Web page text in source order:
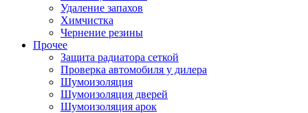
Удаление запахов
Химчистка
Чернение резины
Прочее
Защита радиатора сеткой
Проверка автомобиля у дилера
Шумоизоляция
Шумоизоляция дверей
Шумоизоляция арок